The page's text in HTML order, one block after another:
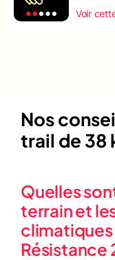
Voir
Nos
trail de 38
Quelles
terrain et
climatiques
Résistance